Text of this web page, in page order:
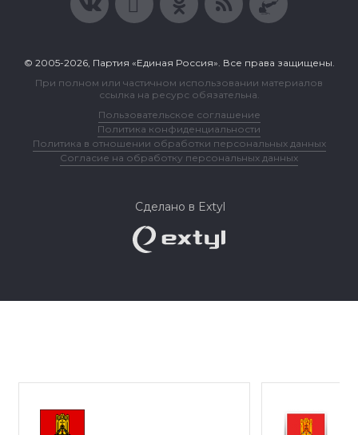
© 2005-2026, Партия «Единая Россия». Все права защищены.
При полном или частичном использовании материалов
ссылка на ресурс обязательна.
Пользовательское соглашение
Политика конфиденциальности
Политика в отношении обработки персональных данных
Согласие на обработку персональных данных
Сделано в Extyl